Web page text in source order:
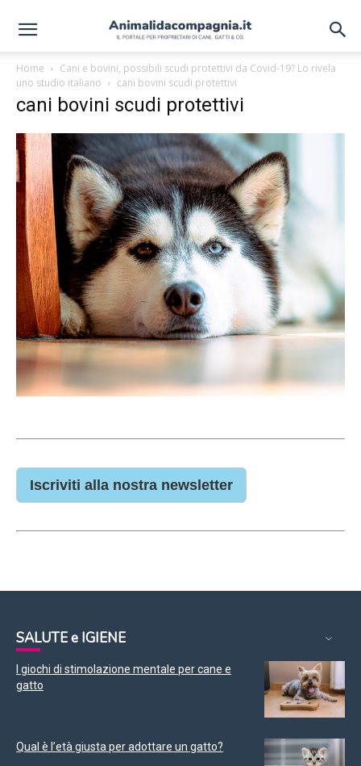
Home
Cani e bovini, possibili scudi protettivi da Covid-19? Lo rivela
uno studio italiano
cani bovini scudi protettivi
cani bovini scudi protettivi
Iscriviti alla nostra newsletter
SALUTE e IGIENE
I giochi di stimolazione mentale per cane e
gatto
Qual è l’età giusta per adottare un gatto?